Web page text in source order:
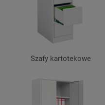
Szafy kartotekowe